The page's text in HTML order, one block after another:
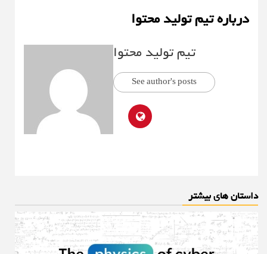
درباره تیم تولید محتوا
تیم تولید محتوا
See author's posts
داستان های بیشتر